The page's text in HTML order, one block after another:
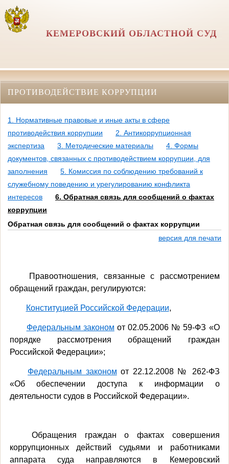
КЕМЕРОВСКИЙ ОБЛАСТНОЙ СУД
ПРОТИВОДЕЙСТВИЕ КОРРУПЦИИ
1. Нормативные правовые и иные акты в сфере
противодействия коррупции
2. Антикоррупционная
экспертиза
3. Методические материалы
4. Формы
документов, связанных с противодействием коррупции, для
заполнения
5. Комиссия по соблюдению требований к
служебному поведению и урегулированию конфликта
интересов
6. Обратная связь для сообщений о фактах
коррупции
Обратная связь для сообщений о фактах коррупции
версия для печати
Правоотношения, связанные с рассмотрением
обращений граждан, регулируются:
Конституцией Российской Федерации,
Федеральным законом от 02.05.2006 № 59-ФЗ «О
порядке рассмотрения обращений граждан
Российской Федерации»;
Федеральным законом от 22.12.2008 № 262-ФЗ
«Об обеспечении доступа к информации о
деятельности судов в Российской Федерации».
Обращения граждан о фактах совершения
коррупционных действий судьями и работниками
аппарата суда направляются в Кемеровский